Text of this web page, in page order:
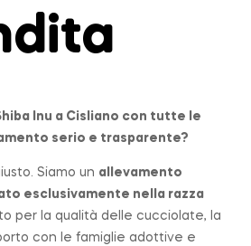
Inu a Cisliano con tutte le
serio e trasparente?
Siamo un allevamento
esclusivamente nella razza
per la qualità delle cucciolate, la
con le famiglie adottive e